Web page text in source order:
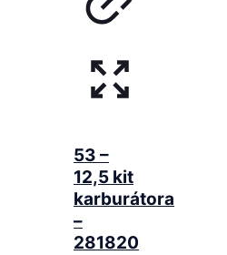
53 –
12,5 kit
karburátora
–
281820